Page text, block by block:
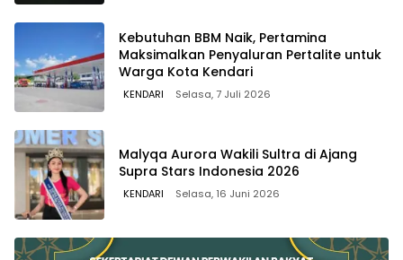
Kebutuhan BBM Naik, Pertamina
Maksimalkan Penyaluran Pertalite untuk
Warga Kota Kendari
KENDARI Selasa, 7 Juli 2026
Malyqa Aurora Wakili Sultra di Ajang
Supra Stars Indonesia 2026
KENDARI Selasa, 16 Juni 2026